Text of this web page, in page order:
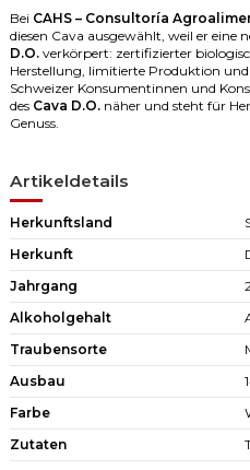
Bei CAHS – Consultoría
diesen Cava ausgewählt, weil er eine
D.O. verkörpert: zertifizierter
Herstellung, limitierte Produktion
Schweizer Konsumentinnen und
des Cava D.O. näher und steht für
Genuss.
Artikeldetails
Herkunftsland
Herkunft
Jahrgang
Alkoholgehalt
Traubensorte
Ausbau
Farbe
Zutaten